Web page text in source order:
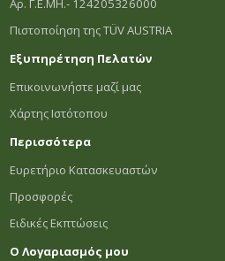
Αρ. Γ.Ε.ΜΗ.- 124205326000
Πιστοποίηση της TÜV AUSTRIA
Εξυπηρέτηση Πελατών
Επικοινωνήστε μαζί μας
Χάρτης Ιστότοπου
Περισσότερα
Ευρετήριο Κατασκευαστών
Προσφορές
Ειδικές Εκπτώσεις
Ο Λογαριασμός μου